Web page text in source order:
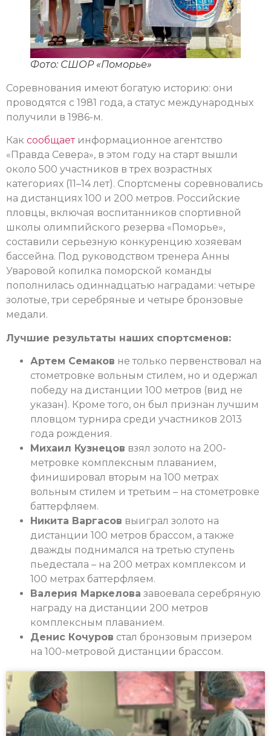
Фото: СШОР «Поморье»
Соревнования имеют богатую историю: они
проводятся с 1981 года, а статус международных
получили в 1986-м.
Как сообщаетинформационное агентство
«Правда Севера», в этом году на старт вышли
около 500 участников в трех возрастных
категориях (11–14 лет). Спортсмены соревновались
на дистанциях 100 и 200 метров. Российские
пловцы, включая воспитанников спортивной
школы олимпийского резерва «Поморье»,
составили серьезную конкуренцию хозяевам
бассейна. Под руководством тренера Анны
Уваровой копилка поморской команды
пополнилась одиннадцатью наградами: четыре
золотые, три серебряные и четыре бронзовые
медали.
Лучшие результаты наших спортсменов:
Артем Семаков не только первенствовал на
стометровке вольным стилем, но и одержал
победу на дистанции 100 метров (вид не
указан). Кроме того, он был признан лучшим
пловцом турнира среди участников 2013
года рождения.
Михаил Кузнецов взял золото на 200-
метровке комплексным плаванием,
финишировал вторым на 100 метрах
вольным стилем и третьим – на стометровке
баттерфляем.
Никита Варгасов выиграл золото на
дистанции 100 метров брассом, а также
дважды поднимался на третью ступень
пьедестала – на 200 метрах комплексом и
100 метрах баттерфляем.
Валерия Маркелова завоевала серебряную
награду на дистанции 200 метров
комплексным плаванием.
Денис Кочуров стал бронзовым призером
на 100-метровой дистанции брассом.